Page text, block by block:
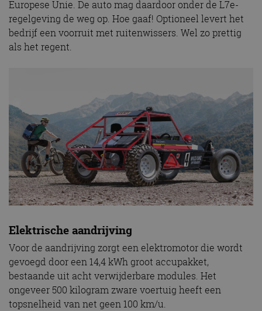
Europese Unie. De auto mag daardoor onder de L7e-
regelgeving de weg op. Hoe gaaf! Optioneel levert het
bedrijf een voorruit met ruitenwissers. Wel zo prettig
als het regent.
Elektrische aandrijving
Voor de aandrijving zorgt een elektromotor die wordt
gevoegd door een 14,4 kWh groot accupakket,
bestaande uit acht verwijderbare modules. Het
ongeveer 500 kilogram zware voertuig heeft een
topsnelheid van net geen 100 km/u.